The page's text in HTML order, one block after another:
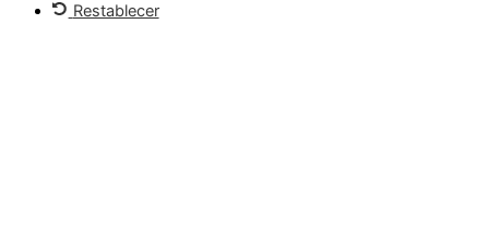
Restablecer